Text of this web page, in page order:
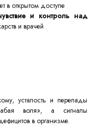
в открытом доступе
и контроль над
и врачей
усталость и перепады
воля», а сигналы
в организме.